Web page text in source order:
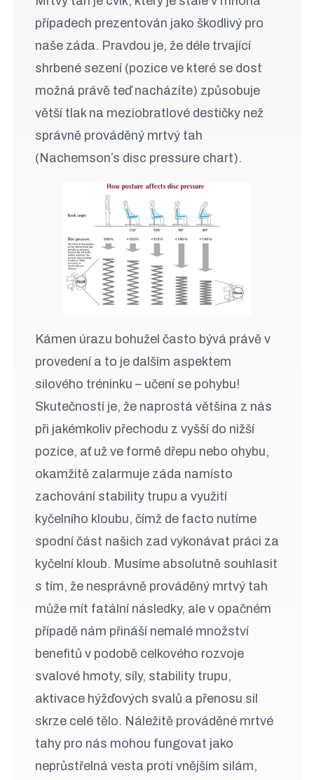
případech prezentován jako škodlivý pro
naše záda. Pravdou je, že déle trvající
shrbené sezení (pozice ve které se dost
možná právě teď nacházíte) způsobuje
větší tlak na meziobratlové destičky než
správně prováděný mrtvý tah
(Nachemson’s disc pressure chart).
Kámen úrazu bohužel často bývá právě v
provedení a to je dalším aspektem
silového tréninku – učení se pohybu!
Skutečností je, že naprostá většina z nás
při jakémkoliv přechodu z vyšší do nižší
pozice, ať už ve formě dřepu nebo ohybu,
okamžitě zalarmuje záda namísto
zachování stability trupu a využití
kyčelního kloubu, čímž de facto nutíme
spodní část našich zad vykonávat práci za
kyčelní kloub. Musíme absolutně souhlasit
s tím, že nesprávně prováděný mrtvý tah
může mít fatální následky, ale v opačném
případě nám přináší nemalé množství
benefitů v podobě celkového rozvoje
svalové hmoty, síly, stability trupu,
aktivace hýžďových svalů a přenosu sil
skrze celé tělo. Náležitě prováděné mrtvé
tahy pro nás mohou fungovat jako
neprůstřelná vesta proti vnějším silám,